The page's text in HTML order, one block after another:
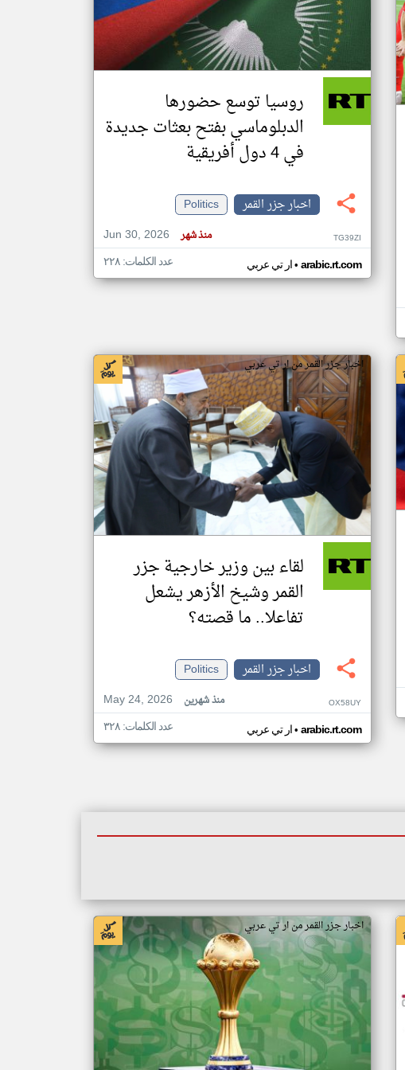
تغيير الدولة
اخبار جزر القمر على مدار الساعة
أهم اخبار جزر القمر العاجلة والمباشرة
روسيا توسع حضورها
الدبلوماسي بفتح بعثات جديدة
في 4 دول أفريقية
اخبار جزر القمر
Politics
Jun 30, 2026
منذ شهر TG39ZI
ار تي عربي• arabic.rt.com عدد الكلمات: ٢٢٨
اخبار جزر القمر من ار تي عربي
لقاء بين وزير خارجية جزر
القمر وشيخ الأزهر يشعل
تفاعلا.. ما قصته؟
اخبار جزر القمر
Politics
May 24, 2026
منذ شهرين OX58UY
ار تي عربي• arabic.rt.com عدد الكلمات: ٣٢٨
اخبار جزر القمر من ار تي عربي
klyoum.com